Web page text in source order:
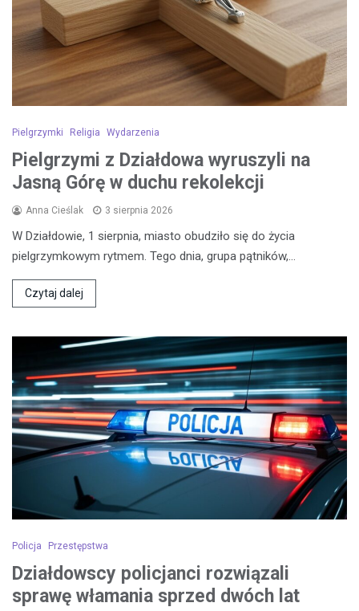
Pielgrzymki Religia Wydarzenia
Pielgrzymi z Działdowa wyruszyli na
Jasną Górę w duchu rekolekcji
Anna Cieślak 3 sierpnia 2026
W Działdowie, 1 sierpnia, miasto obudziło się do życia
pielgrzymkowym rytmem. Tego dnia, grupa pątników,…
Czytaj dalej
Policja Przestępstwa
Działdowscy policjanci rozwiązali
sprawę włamania sprzed dwóch lat